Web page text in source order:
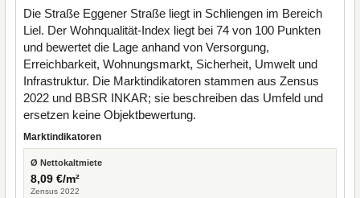
Die Straße Eggener Straße liegt in Schliengen im Bereich
Liel. Der Wohnqualität-Index liegt bei 74 von 100 Punkten
und bewertet die Lage anhand von Versorgung,
Erreichbarkeit, Wohnungsmarkt, Sicherheit, Umwelt und
Infrastruktur. Die Marktindikatoren stammen aus Zensus
2022 und BBSR INKAR; sie beschreiben das Umfeld und
ersetzen keine Objektbewertung.
Marktindikatoren
Ø Nettokaltmiete
8,09 €/m²
Zensus 2022